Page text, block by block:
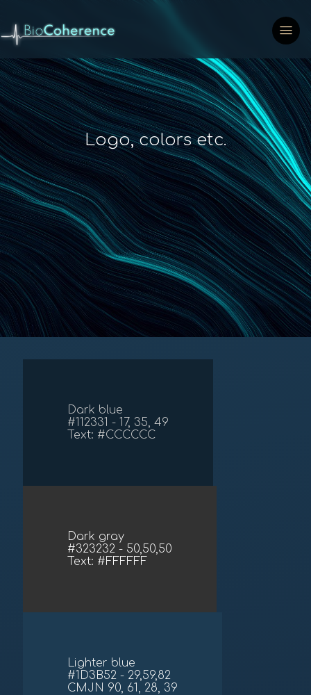
Logo, colors etc.
Dark blue
#112331 - 17, 35, 49
Text: #CCCCCC
Dark gray
#323232 - 50,50,50
Text: #FFFFFF
Lighter blue
#1D3B52 - 29,59,82
CMJN 90, 61, 28, 39